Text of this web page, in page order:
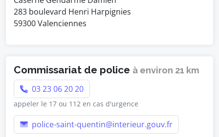
283 boulevard Henri Harpignies
59300 Valenciennes
Commissariat de police à environ 21 km
03 23 06 20 20
appeler le 17 ou 112 en cas d'urgence
police-saint-quentin@interieur.gouv.fr